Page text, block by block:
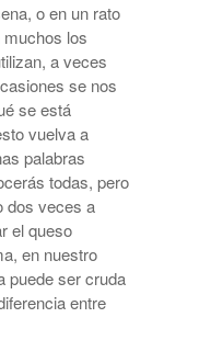
o en un rato
los
a veces
se nos
se está
vuelva a
palabras
todas, pero
dos veces a
el queso
en nuestro
puede ser cruda
entre